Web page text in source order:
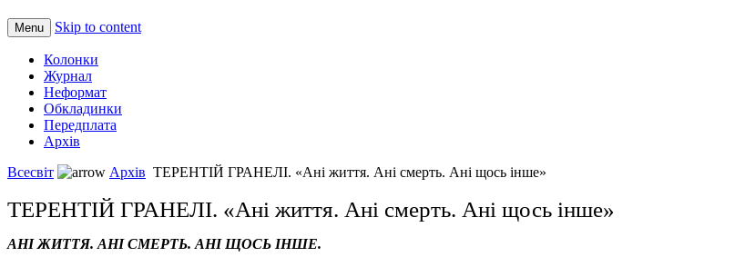
Menu Skip to content
Колонки
Журнал
Неформат
Обкладинки
Передплата
Архів
Всесвіт
Архів ТЕРЕНТІЙ ГРАНЕЛІ. «Ані життя. Ані смерть. Ані щось інше»
ТЕРЕНТІЙ ГРАНЕЛІ. «Ані життя. Ані смерть. Ані щось інше»
AНІ ЖИТТЯ. AНІ СМЕРТЬ. АНІ ЩОСЬ ІНШЕ.